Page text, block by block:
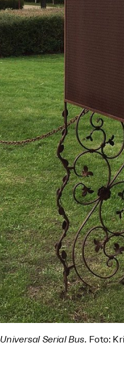
Universal Serial Bus. Foto: